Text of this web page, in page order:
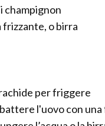
champignon
frizzante, o birra
per friggere
l'uovo con una